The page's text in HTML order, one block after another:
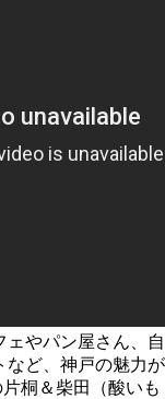
やパン屋さん、自
など、神戸の魅力が
桐＆柴田（酸いも